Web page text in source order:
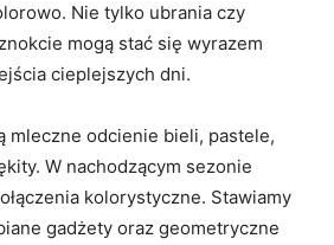
Nie tylko ubrania czy
mogą stać się wyrazem
cieplejszych dni.
mleczne odcienie bieli, pastele,
W nachodzącym sezonie
kolorystyczne. Stawiamy
gadżety oraz geometryczne